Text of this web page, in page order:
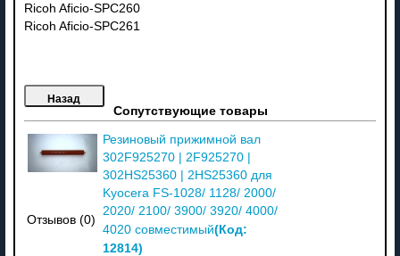
Ricoh Aficio-SPC260
Ricoh Aficio-SPC261
Сопутствующие товары
Отзывов (0)
Резиновый прижимной вал
302F925270 | 2F925270 |
302HS25360 | 2HS25360 для
Kyocera FS-1028/ 1128/ 2000/
2020/ 2100/ 3900/ 3920/ 4000/
4020 совместимый(Код:
12814)